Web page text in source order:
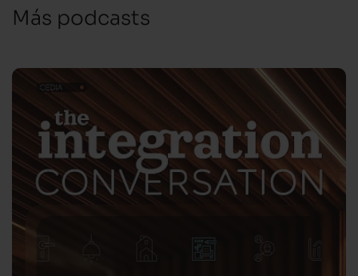
Más podcasts